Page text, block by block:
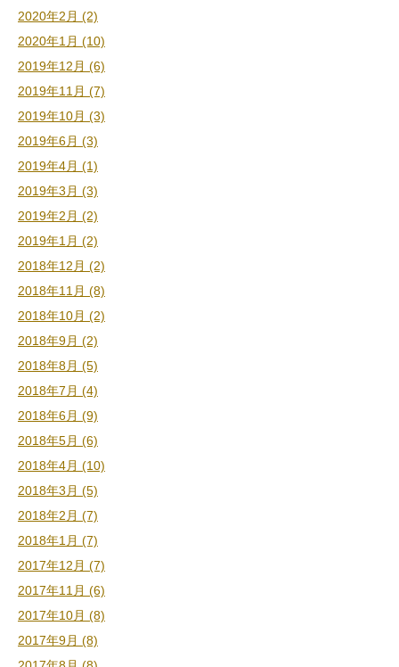
2020年2月 (2)
2020年1月 (10)
2019年12月 (6)
2019年11月 (7)
2019年10月 (3)
2019年6月 (3)
2019年4月 (1)
2019年3月 (3)
2019年2月 (2)
2019年1月 (2)
2018年12月 (2)
2018年11月 (8)
2018年10月 (2)
2018年9月 (2)
2018年8月 (5)
2018年7月 (4)
2018年6月 (9)
2018年5月 (6)
2018年4月 (10)
2018年3月 (5)
2018年2月 (7)
2018年1月 (7)
2017年12月 (7)
2017年11月 (6)
2017年10月 (8)
2017年9月 (8)